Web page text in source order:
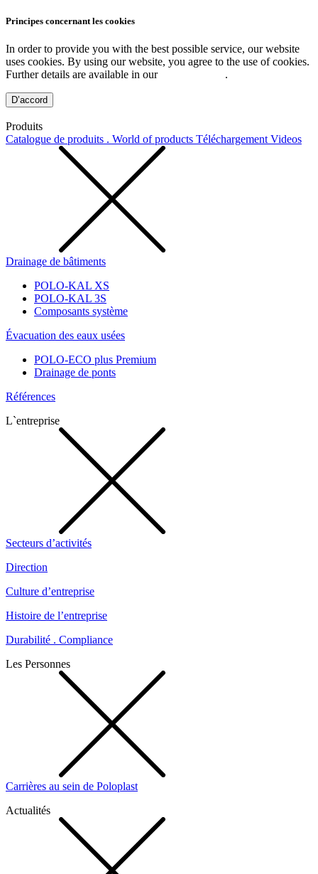
Principes concernant les cookies
In order to provide you with the best possible service, our website
uses cookies. By using our website, you agree to the use of cookies.
Further details are available in our
.
D’accord
Produits
Catalogue de produits . World of products Téléchargement Videos
Drainage de bâtiments
POLO-KAL XS
POLO-KAL 3S
Composants système
Évacuation des eaux usées
POLO-ECO plus Premium
Drainage de ponts
Références
L`entreprise
Secteurs d’activités
Direction
Culture d’entreprise
Histoire de l’entreprise
Durabilité . Compliance
Les Personnes
Carrières au sein de Poloplast
Actualités